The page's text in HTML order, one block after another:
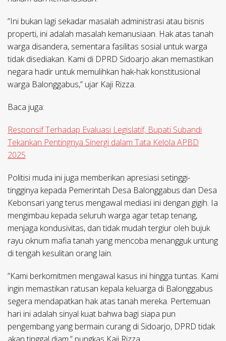
​”Ini bukan lagi sekadar masalah administrasi atau bisnis
properti, ini adalah masalah kemanusiaan. Hak atas tanah
warga disandera, sementara fasilitas sosial untuk warga
tidak disediakan. Kami di DPRD Sidoarjo akan memastikan
negara hadir untuk memulihkan hak-hak konstitusional
warga Balonggabus,” ujar Kaji Rizza.
Baca juga:
Responsif Terhadap Evaluasi Legislatif, Bupati Subandi
Tekankan Pentingnya Sinergi dalam Tata Kelola APBD
2025
​Politisi muda ini juga memberikan apresiasi setinggi-
tingginya kepada Pemerintah Desa Balonggabus dan Desa
Kebonsari yang terus mengawal mediasi ini dengan gigih. Ia
mengimbau kepada seluruh warga agar tetap tenang,
menjaga kondusivitas, dan tidak mudah tergiur oleh bujuk
rayu oknum mafia tanah yang mencoba menangguk untung
di tengah kesulitan orang lain.
​”Kami berkomitmen mengawal kasus ini hingga tuntas. Kami
ingin memastikan ratusan kepala keluarga di Balonggabus
segera mendapatkan hak atas tanah mereka. Pertemuan
hari ini adalah sinyal kuat bahwa bagi siapa pun
pengembang yang bermain curang di Sidoarjo, DPRD tidak